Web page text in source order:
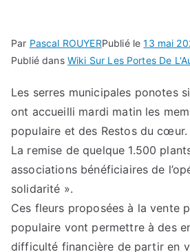
Par Pascal ROUYERPublié le13 mai
Publié dans Wiki Sur Les Portes De
Les serres municipales ponotes
ont accueilli mardi matin les
populaire et des Restos du cœur.
La remise de quelque 1.500
associations bénéficiaires de
solidarité ».
Ces fleurs proposées à la vente
populaire vont permettre à des
difficulté financière de partir en